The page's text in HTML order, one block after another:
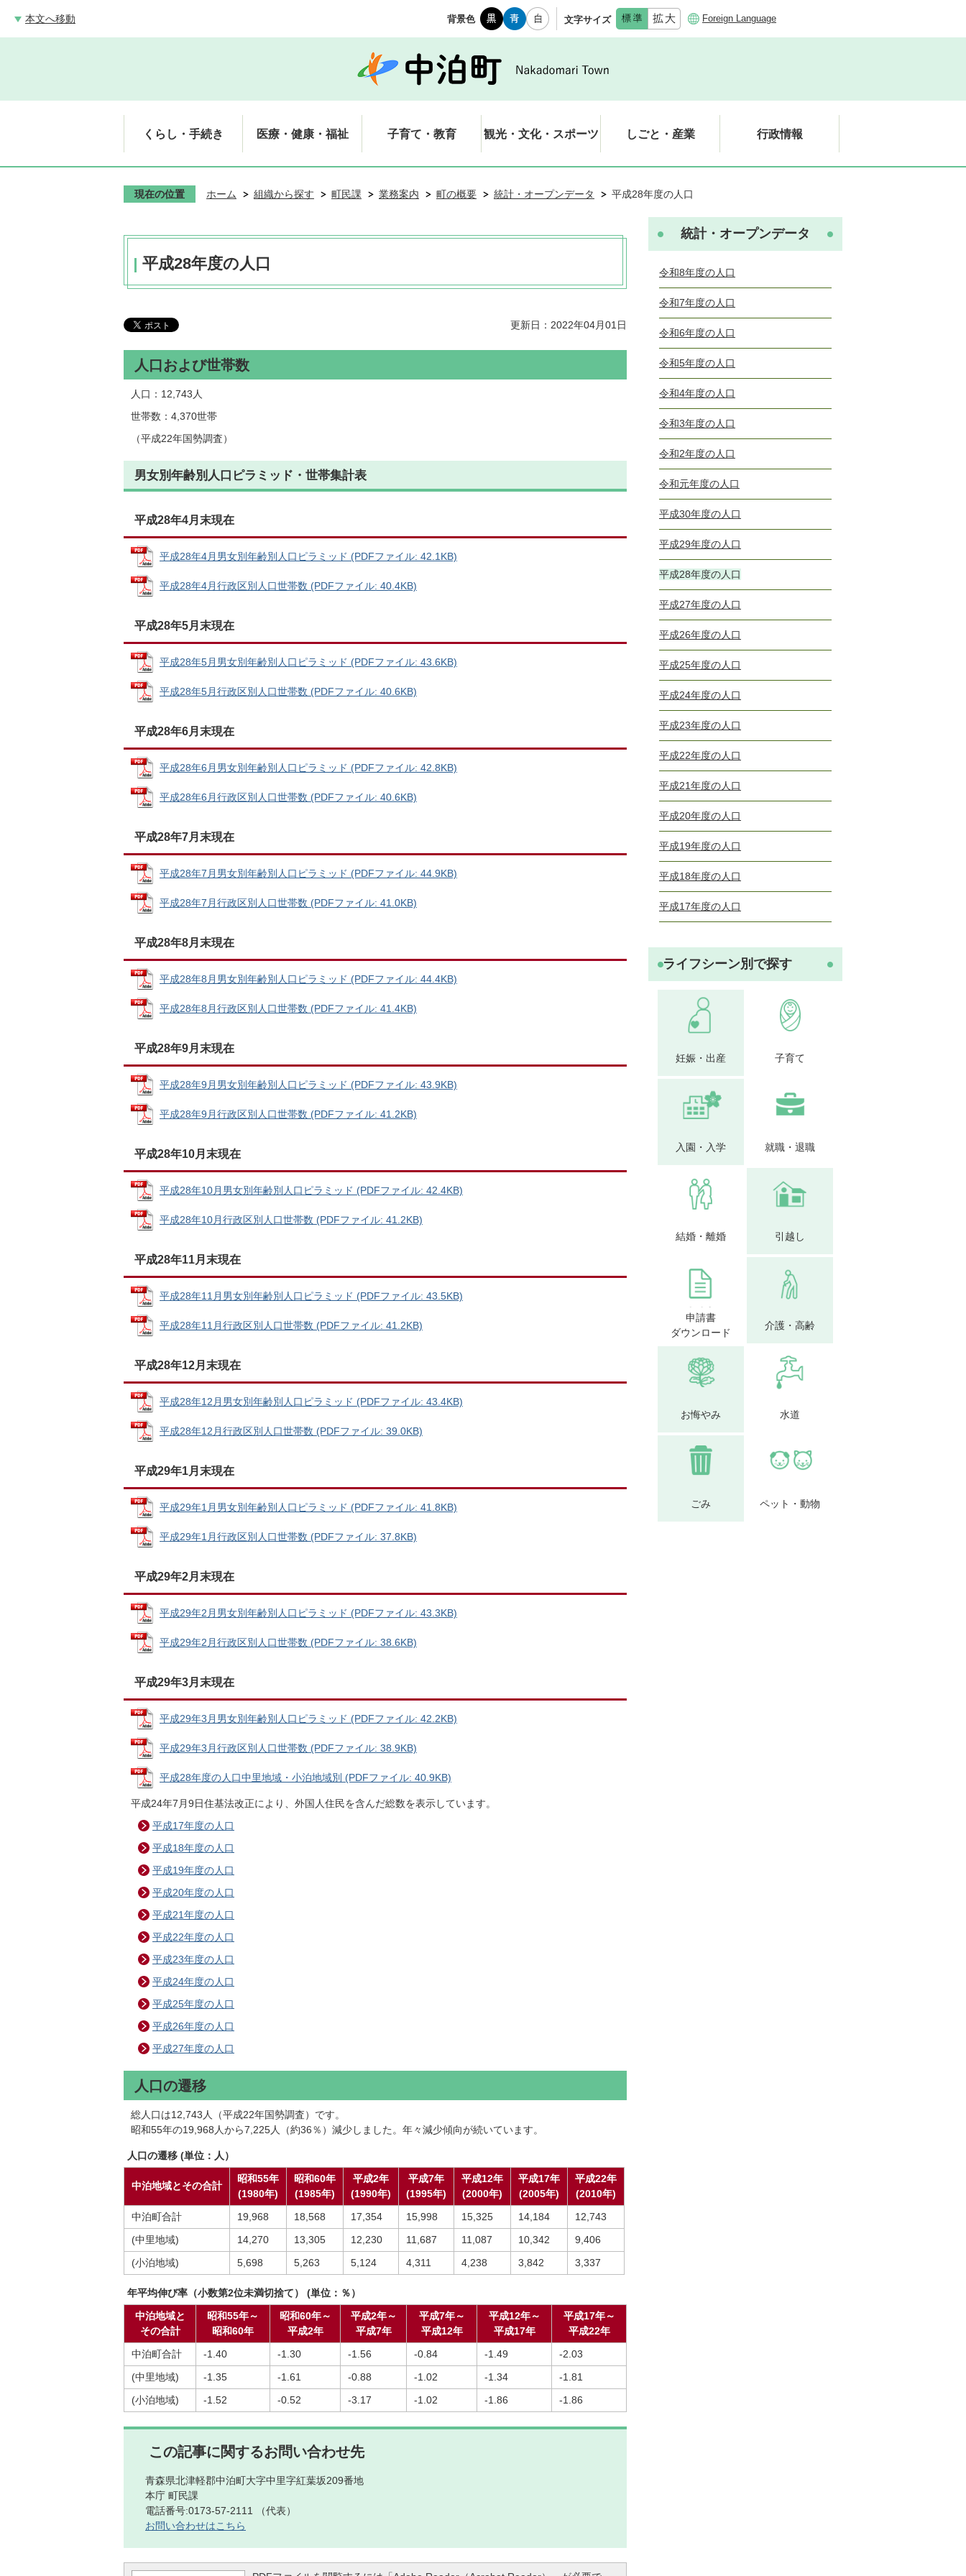
本文へ移動 背景色 文字サイズ Foreign Language
くらし・手続き 医療・健康・福祉 子育て・教育 観光・文化・スポーツ しごと・産業 行政情報
現在の位置 ホーム 組織から探す 町民課 業務案内 町の概要 統計・オープンデータ 平成28年度の人口
平成28年度の人口
更新日：2022年04月01日
人口および世帯数
人口：12,743人
世帯数：4,370世帯
（平成22年国勢調査）
男女別年齢別人口ピラミッド・世帯集計表
平成28年4月末現在
平成28年4月男女別年齢別人口ピラミッド (PDFファイル: 42.1KB)
平成28年4月行政区別人口世帯数 (PDFファイル: 40.4KB)
平成28年5月末現在
平成28年5月男女別年齢別人口ピラミッド (PDFファイル: 43.6KB)
平成28年5月行政区別人口世帯数 (PDFファイル: 40.6KB)
平成28年6月末現在
平成28年6月男女別年齢別人口ピラミッド (PDFファイル: 42.8KB)
平成28年6月行政区別人口世帯数 (PDFファイル: 40.6KB)
平成28年7月末現在
平成28年7月男女別年齢別人口ピラミッド (PDFファイル: 44.9KB)
平成28年7月行政区別人口世帯数 (PDFファイル: 41.0KB)
平成28年8月末現在
平成28年8月男女別年齢別人口ピラミッド (PDFファイル: 44.4KB)
平成28年8月行政区別人口世帯数 (PDFファイル: 41.4KB)
平成28年9月末現在
平成28年9月男女別年齢別人口ピラミッド (PDFファイル: 43.9KB)
平成28年9月行政区別人口世帯数 (PDFファイル: 41.2KB)
平成28年10月末現在
平成28年10月男女別年齢別人口ピラミッド (PDFファイル: 42.4KB)
平成28年10月行政区別人口世帯数 (PDFファイル: 41.2KB)
平成28年11月末現在
平成28年11月男女別年齢別人口ピラミッド (PDFファイル: 43.5KB)
平成28年11月行政区別人口世帯数 (PDFファイル: 41.2KB)
平成28年12月末現在
平成28年12月男女別年齢別人口ピラミッド (PDFファイル: 43.4KB)
平成28年12月行政区別人口世帯数 (PDFファイル: 39.0KB)
平成29年1月末現在
平成29年1月男女別年齢別人口ピラミッド (PDFファイル: 41.8KB)
平成29年1月行政区別人口世帯数 (PDFファイル: 37.8KB)
平成29年2月末現在
平成29年2月男女別年齢別人口ピラミッド (PDFファイル: 43.3KB)
平成29年2月行政区別人口世帯数 (PDFファイル: 38.6KB)
平成29年3月末現在
平成29年3月男女別年齢別人口ピラミッド (PDFファイル: 42.2KB)
平成29年3月行政区別人口世帯数 (PDFファイル: 38.9KB)
平成28年度の人口中里地域・小泊地域別 (PDFファイル: 40.9KB)
平成24年7月9日住基法改正により、外国人住民を含んだ総数を表示しています。
平成17年度の人口
平成18年度の人口
平成19年度の人口
平成20年度の人口
平成21年度の人口
平成22年度の人口
平成23年度の人口
平成24年度の人口
平成25年度の人口
平成26年度の人口
平成27年度の人口
人口の遷移
総人口は12,743人（平成22年国勢調査）です。
昭和55年の19,968人から7,225人（約36％）減少しました。年々減少傾向が続いています。
人口の遷移 (単位：人）
中泊地域とその合計
昭和55年
(1980年)
昭和60年
(1985年)
平成2年
(1990年)
平成7年
(1995年)
平成12年
(2000年)
平成17年
(2005年)
平成22年
(2010年)
中泊町合計
19,968 18,568 17,354 15,998 15,325 14,184
12,743
(中里地域)
14,270 13,305 12,230 11,687 11,087 10,342
9,406
(小泊地域)
5,698 5,263 5,124 4,311 4,238 3,842 3,337
年平均伸び率（小数第2位未満切捨て） (単位：％）
中泊地域と
その合計
昭和55年～
昭和60年
昭和60年～
平成2年
平成2年～
平成7年
平成7年～
平成12年
平成12年～
平成17年
平成17年～
平成22年
中泊町合計
-1.40 -1.30 -1.56 -0.84 -1.49
-2.03
(中里地域)
-1.35 -1.61 -0.88 -1.02 -1.34
-1.81
(小泊地域)
-1.52 -0.52 -3.17 -1.02 -1.86 -1.86
この記事に関するお問い合わせ先
青森県北津軽郡中泊町大字中里字紅葉坂209番地
本庁 町民課
電話番号:0173-57-2111 （代表）
お問い合わせはこちら
統計・オープンデータ
令和8年度の人口
令和7年度の人口
令和6年度の人口
令和5年度の人口
令和4年度の人口
令和3年度の人口
令和2年度の人口
令和元年度の人口
平成30年度の人口
平成29年度の人口
平成28年度の人口
平成27年度の人口
平成26年度の人口
平成25年度の人口
平成24年度の人口
平成23年度の人口
平成22年度の人口
平成21年度の人口
平成20年度の人口
平成19年度の人口
平成18年度の人口
平成17年度の人口
ライフシーン別で探す
妊娠・出産 子育て
入園・入学 就職・退職
結婚・離婚 引越し
申請書
ダウンロード
介護・高齢
お悔やみ 水道
ごみ ペット・動物